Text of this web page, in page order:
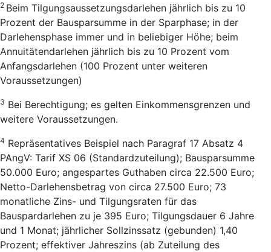
2 Beim Tilgungsaussetzungsdarlehen jährlich bis zu 10
Prozent der Bausparsumme in der Sparphase; in der
Darlehensphase immer und in beliebiger Höhe; beim
Annuitätendarlehen jährlich bis zu 10 Prozent vom
Anfangsdarlehen (100 Prozent unter weiteren
Voraussetzungen)
3 Bei Berechtigung; es gelten Einkommensgrenzen und
weitere Voraussetzungen.
4 Repräsentatives Beispiel nach Paragraf 17 Absatz 4
PAngV: Tarif XS 06 (Standardzuteilung); Bausparsumme
50.000 Euro; angespartes Guthaben circa 22.500 Euro;
Netto-Darlehensbetrag von circa 27.500 Euro; 73
monatliche Zins- und Tilgungsraten für das
Bauspardarlehen zu je 395 Euro; Tilgungsdauer 6 Jahre
und 1 Monat; jährlicher Sollzinssatz (gebunden) 1,40
Prozent; effektiver Jahreszins (ab Zuteilung des